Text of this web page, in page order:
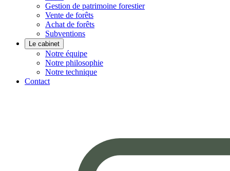
Gestion de patrimoine forestier
Vente de forêts
Achat de forêts
Subventions
Le cabinet
Notre équipe
Notre philosophie
Notre technique
Contact